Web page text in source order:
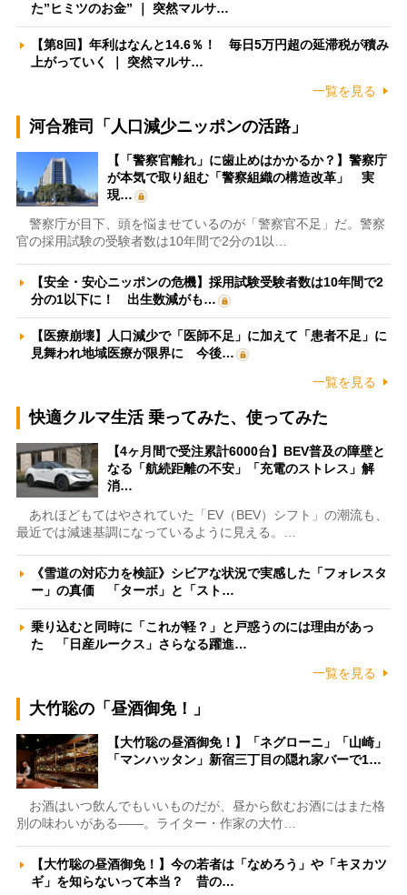
た”ヒミツのお金” ｜ 突然マルサ…
【第8回】年利はなんと14.6％！ 毎日5万円超の延滞税が積み
上がっていく ｜ 突然マルサ…
一覧を見る
河合雅司「人口減少ニッポンの活路」
【「警察官離れ」に歯止めはかかるか？】警察庁
が本気で取り組む「警察組織の構造改革」 実
現…
警察庁が目下、頭を悩ませているのが「警察官不足」だ。警察
官の採用試験の受験者数は10年間で2分の1以…
【安全・安心ニッポンの危機】採用試験受験者数は10年間で2
分の1以下に！ 出生数減がも…
【医療崩壊】人口減少で「医師不足」に加えて「患者不足」に
見舞われ地域医療が限界に 今後…
一覧を見る
快適クルマ生活 乗ってみた、使ってみた
【4ヶ月間で受注累計6000台】BEV普及の障壁と
なる「航続距離の不安」「充電のストレス」解
消…
あれほどもてはやされていた「EV（BEV）シフト」の潮流も、
最近では減速基調になっているように見える。…
《雪道の対応力を検証》シビアな状況で実感した「フォレスタ
ー」の真価 「ターボ」と「スト…
乗り込むと同時に「これが軽？」と戸惑うのには理由があっ
た 「日産ルークス」さらなる躍進…
一覧を見る
大竹聡の「昼酒御免！」
【大竹聡の昼酒御免！】「ネグローニ」「山崎」
「マンハッタン」新宿三丁目の隠れ家バーで1…
お酒はいつ飲んでもいいものだが、昼から飲むお酒にはまた格
別の味わいがある――。ライター・作家の大竹…
【大竹聡の昼酒御免！】今の若者は「なめろう」や「キヌカツ
ギ」を知らないって本当？ 昔の…